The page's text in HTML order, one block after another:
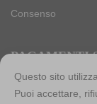
Consenso
PAGAMENTI
Questo sito
Puoi accettare,